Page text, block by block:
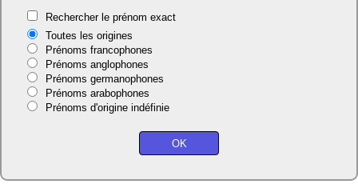
Rechercher le prénom exact
Toutes les origines
Prénoms francophones
Prénoms anglophones
Prénoms germanophones
Prénoms arabophones
Prénoms d'origine indéfinie